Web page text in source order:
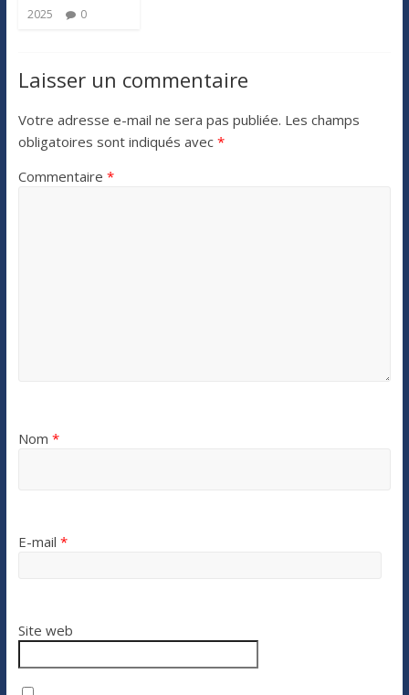
2025
0
Laisser un commentaire
Votre adresse e-mail ne sera pas publiée. Les champs
obligatoires sont indiqués avec *
Commentaire *
Nom *
E-mail *
Site web